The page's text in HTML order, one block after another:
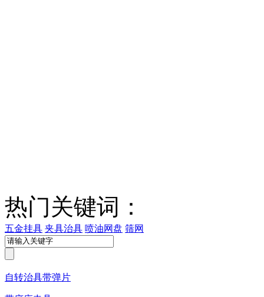
热门关键词：
五金挂具 夹具治具 喷油网盘 筛网
自转治具带弹片